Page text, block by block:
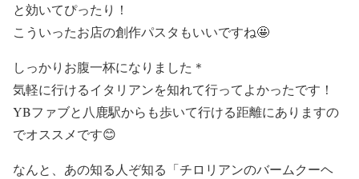
と効いてぴったり！
こういったお店の創作パスタもいいですね🤩
しっかりお腹一杯になりました＊
気軽に行けるイタリアンを知れて行ってよかったです！
YBファブと八鹿駅からも歩いて行ける距離にありますの
でオススメです😊
なんと、あの知る人ぞ知る「チロリアンのバームクーヘ